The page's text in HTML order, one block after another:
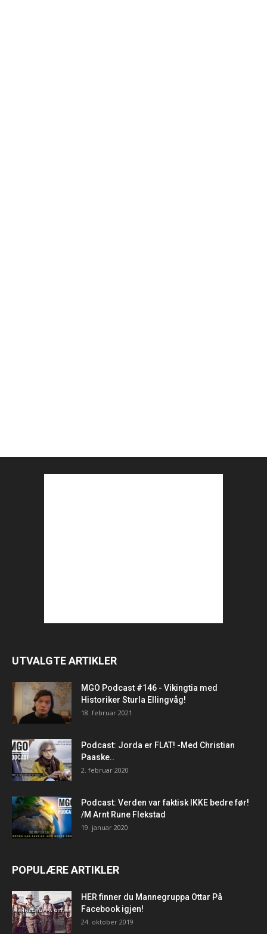
UTVALGTE ARTIKLER
MGO Podcast #146 - Vikingtia med
Historiker Sturla Ellingvåg!
18. februar 2021
Podcast: Jorda er FLAT! -Med Christian
Paaske..
2. februar 2020
Podcast: Verden var faktisk IKKE bedre før!
/M Arnt Rune Flekstad
19. januar 2020
POPULÆRE ARTIKLER
HER finner du Mannegruppa Ottar På
Facebook igjen!
24. oktober 2019